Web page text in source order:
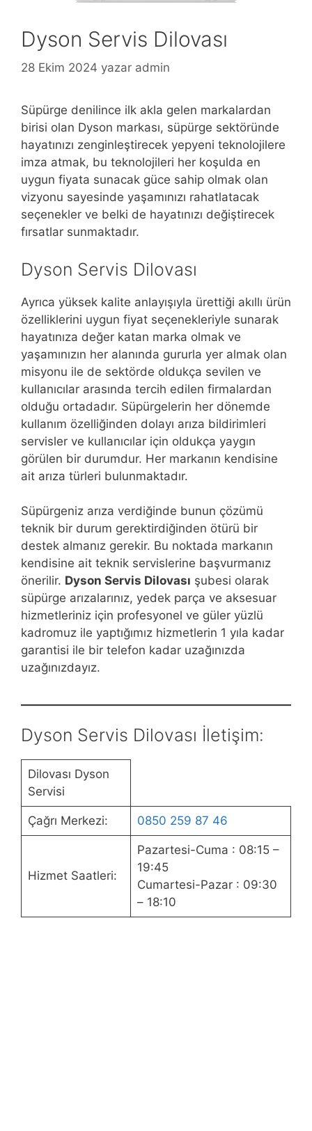
Dyson Servis Dilovası
28 Ekim 2024 yazar admin
Süpürge denilince ilk akla gelen markalardan
birisi olan Dyson markası, süpürge sektöründe
hayatınızı zenginleştirecek yepyeni teknolojilere
imza atmak, bu teknolojileri her koşulda en
uygun fiyata sunacak güce sahip olmak olan
vizyonu sayesinde yaşamınızı rahatlatacak
seçenekler ve belki de hayatınızı değiştirecek
fırsatlar sunmaktadır.
Dyson Servis Dilovası
Ayrıca yüksek kalite anlayışıyla ürettiği akıllı ürün
özelliklerini uygun fiyat seçenekleriyle sunarak
hayatınıza değer katan marka olmak ve
yaşamınızın her alanında gururla yer almak olan
misyonu ile de sektörde oldukça sevilen ve
kullanıcılar arasında tercih edilen firmalardan
olduğu ortadadır. Süpürgelerin her dönemde
kullanım özelliğinden dolayı arıza bildirimleri
servisler ve kullanıcılar için oldukça yaygın
görülen bir durumdur. Her markanın kendisine
ait arıza türleri bulunmaktadır.
Süpürgeniz arıza verdiğinde bunun çözümü
teknik bir durum gerektirdiğinden ötürü bir
destek almanız gerekir. Bu noktada markanın
kendisine ait teknik servislerine başvurmanız
önerilir. Dyson Servis Dilovası şubesi olarak
süpürge arızalarınız, yedek parça ve aksesuar
hizmetleriniz için profesyonel ve güler yüzlü
kadromuz ile yaptığımız hizmetlerin 1 yıla kadar
garantisi ile bir telefon kadar uzağınızda
uzağınızdayız.
Dyson Servis Dilovası İletişim:
Dilovası Dyson
Servisi
Çağrı Merkezi: 0850 259 87 46
Hizmet Saatleri:
Pazartesi-Cuma : 08:15 –
19:45
Cumartesi-Pazar : 09:30
– 18:10